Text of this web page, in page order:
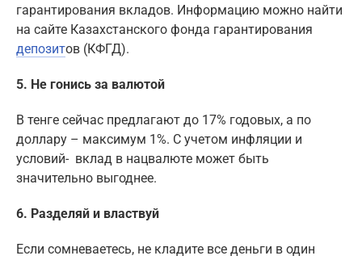
гарантирования вкладов. Информацию можно найти
на сайте Казахстанского фонда гарантирования
депозитов (КФГД).
5. Не гонись за валютой
В тенге сейчас предлагают до 17% годовых, а по
доллару – максимум 1%. С учетом инфляции и
условий- вклад в нацвалюте может быть
значительно выгоднее.
6. Разделяй и властвуй
Если сомневаетесь, не кладите все деньги в один